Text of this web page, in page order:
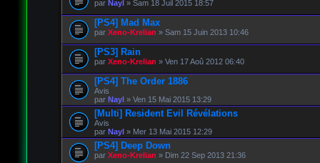
par Nayl» Sam 18 Juil 2015 18:57
[PS4] Mad Max
par Xeno-Krelian » Sam 15 Juin 2013 10:46
[PS3] Rain
par Xeno-Krelian » Ven 17 Aoû 2012 06:40
[PS4] The Order 1886
Avis
par Nayl» Ven 15 Mai 2015 13:29
[Multi] Resident Evil Révélations
Avis
par Nayl» Mer 13 Mai 2015 12:29
[PS4] Deep Down
par Xeno-Krelian » Dim 22 Sep 2013 21:36